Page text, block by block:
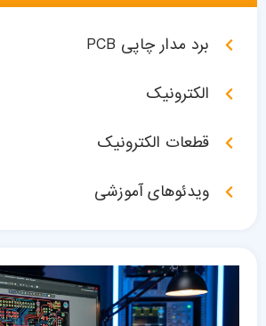
برد مدار چاپی PCB
الکترونیک
قطعات الکترونیک
ویدئوهای آموزشی